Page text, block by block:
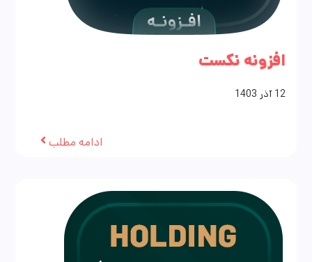
افزونه نکست
12 آذر 1403
ادامه مطلب